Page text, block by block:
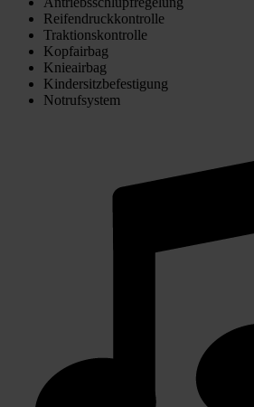
Reifendruckkontrolle
Traktionskontrolle
Kopfairbag
Knieairbag
Kindersitzbefestigung
Notrufsystem